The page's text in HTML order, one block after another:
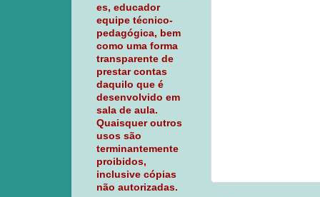
es, educador
equipe técnico-
pedagógica, bem
como uma forma
transparente de
prestar contas
daquilo que é
desenvolvido em
sala de aula.
Quaisquer outros
usos são
terminantemente
proibidos,
inclusive cópias
não autorizadas.